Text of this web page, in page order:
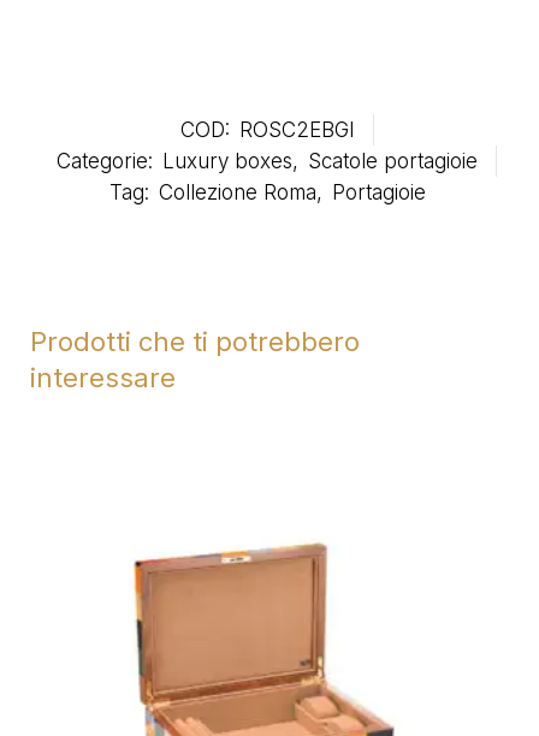
COD: ROSC2EBGI
Categorie: Luxury boxes, Scatole portagioie
Tag: Collezione Roma, Portagioie
Prodotti che ti potrebbero
interessare